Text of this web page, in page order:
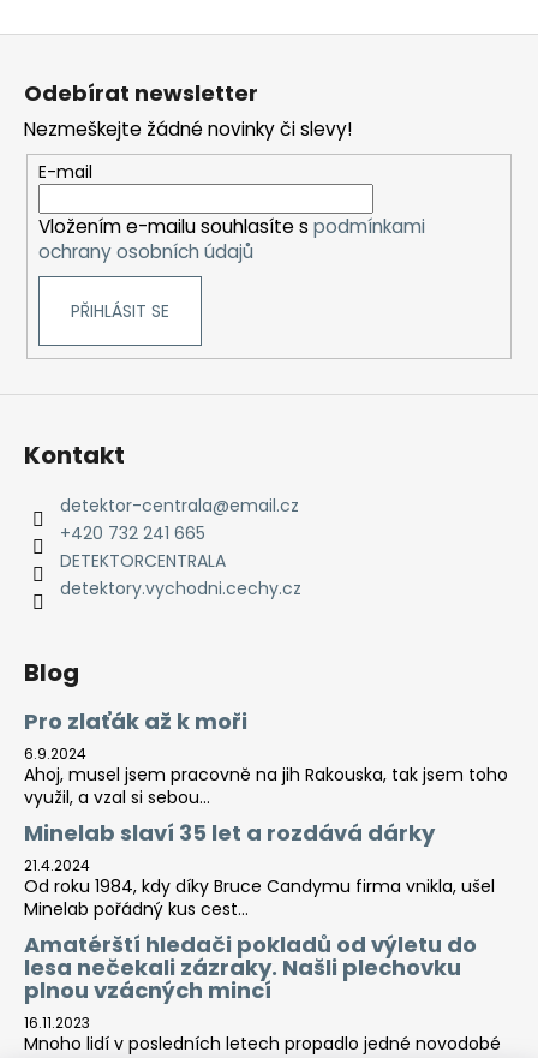
Z
Odebírat newsletter
Nezmeškejte žádné novinky či slevy!
E-mail
Vložením e-mailu souhlasíte s podmínkami
ochrany osobních údajů
PŘIHLÁSIT SE
Kontakt
detektor-centrala@email.cz
+420 732 241 665
DETEKTORCENTRALA
detektory.vychodni.cechy.cz
Blog
Pro zlaťák až k moři
6.9.2024
Ahoj, musel jsem pracovně na jih Rakouska, tak jsem toho
využil, a vzal si sebou...
Minelab slaví 35 let a rozdává dárky
21.4.2024
Od roku 1984, kdy díky Bruce Candymu firma vnikla, ušel
Minelab pořádný kus cest...
Amatérští hledači pokladů od výletu do
lesa nečekali zázraky. Našli plechovku
plnou vzácných mincí
16.11.2023
Mnoho lidí v posledních letech propadlo jedné novodobé